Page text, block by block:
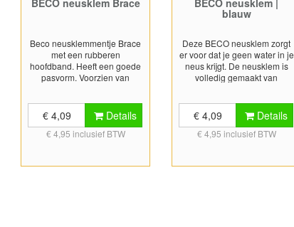
BECO neusklem Brace
Beco neusklemmentje Brace
met een rubberen
hoofdband. Heeft een goede
pasvorm. Voorzien van
hoofdband. Wordt geleverd
met een opberg- en
bewaardoosje.
€ 4,09 Details
€ 4,95 inclusief BTW
BECO neusklem |
blauw
Deze BECO neusklem zorgt
er voor dat je geen water in je
neus krijgt. De neusklem is
volledig gemaakt van
sluit de neusopeningen goed
af. Dankzij het kunststof
materiaal is het frame van de
opberg- en bewaardoosje.
€ 4,09 Details
€ 4,95 inclusief BTW